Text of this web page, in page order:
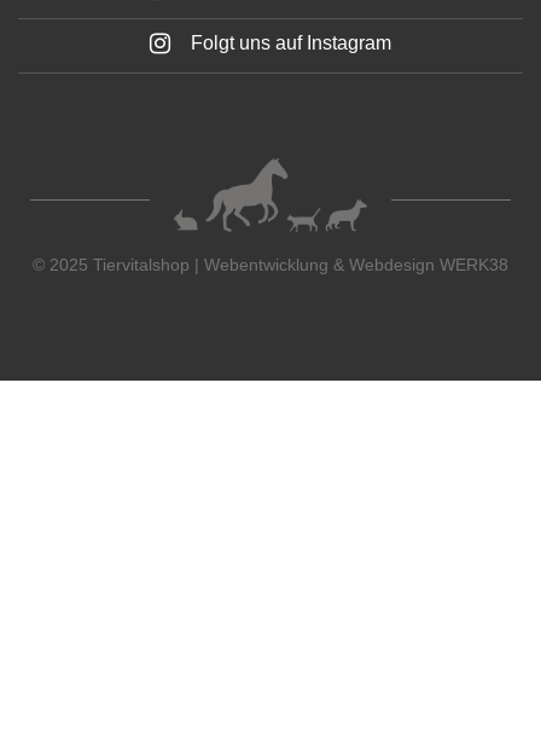
Folgt uns auf Instagram
© 2025 Tiervitalshop | Webentwicklung & Webdesign WERK38